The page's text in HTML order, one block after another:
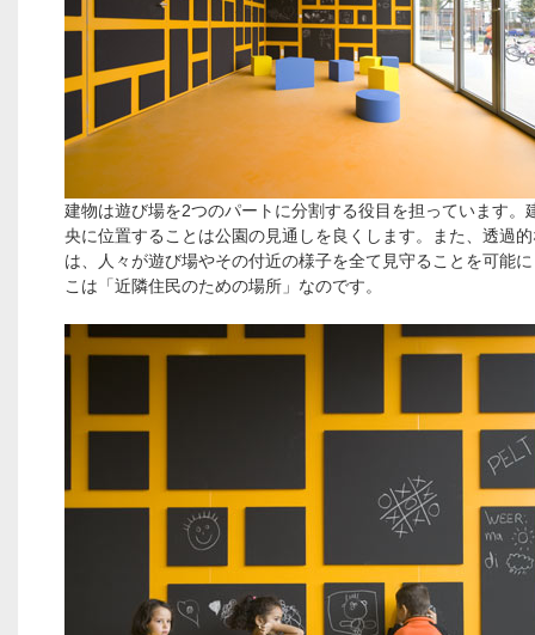
建物は遊び場を2つのパートに分割する役目を担っています。
央に位置することは公園の見通しを良くします。また、透過
は、人々が遊び場やその付近の様子を全て見守ることを可能
こは「近隣住民のための場所」なのです。